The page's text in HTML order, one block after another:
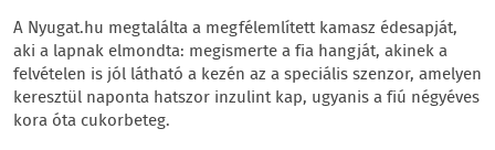
A Nyugat.hu megtalálta a megfélemlített kamasz édesapját,
aki a lapnak elmondta: megismerte a fia hangját, akinek a
felvételen is jól látható a kezén az a speciális szenzor, amelyen
keresztül naponta hatszor inzulint kap, ugyanis a fiú négyéves
kora óta cukorbeteg.